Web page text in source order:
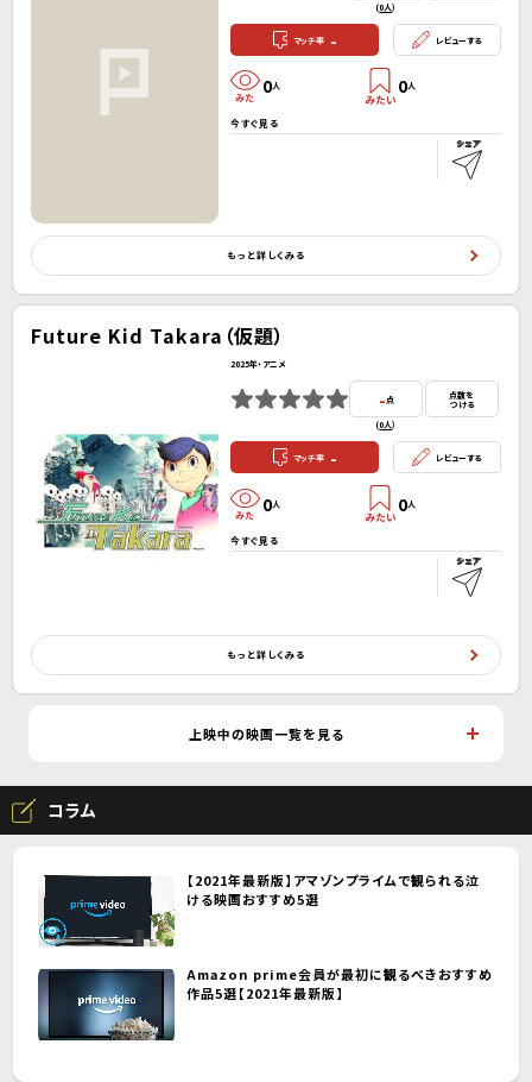
(0人）
マッチ率 - レビューする
0人 0人
今すぐ見る
もっと詳しくみる
Future Kid Takara（仮題）
2025年・アニメ
- 点
(0人）
点数を
つける
マッチ率 - レビューする
0人 0人
今すぐ見る
もっと詳しくみる
上映中の映画一覧を見る
コラム
【2021年最新版】アマゾンプライムで観られる泣
ける映画おすすめ5選
Amazon prime会員が最初に観るべきおすすめ
作品5選【2021年最新版】